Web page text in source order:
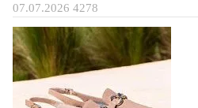
07.07.2026 4278